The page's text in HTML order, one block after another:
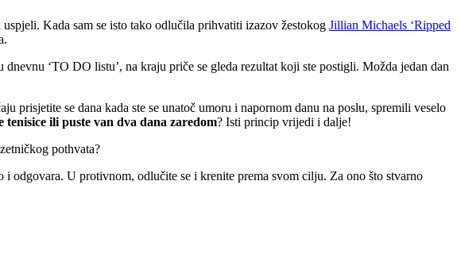
Kada sam se isto tako odlučila prihvatiti izazov žestokog Jillian Michaels ‘Ripped
‘TO DO listu’, na kraju priče se gleda rezultat koji ste postigli. Možda jedan dan
prisjetite se dana kada ste se unatoč umoru i napornom danu na poslu, spremili veselo
ili puste van dva dana zaredom? Isti princip vrijedi i dalje!
pothvata?
odgovara. U protivnom, odlučite se i krenite prema svom cilju. Za ono što stvarno